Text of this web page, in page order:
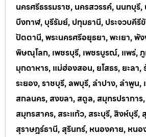
นครศรีธรรมราช, นครสวรรค์, นนทบุรี,
บึงกาฬ, บุรีรัมย์, ปทุมธานี, ประจวบคีรี
ปัตตานี, พระนครศรีอยุธยา, พะเยา, พั
พิษณุโลก, เพชรบุรี, เพชรบูรณ์, แพร่,
มุกดาหาร, แม่ฮ่องสอน, ยโสธร, ยะลา,
ระยอง, ราชบุรี, ลพบุรี, ลำปาง, ลำพูน,
สกลนคร, สงขลา, สตูล, สมุทรปราการ
สมุทรสาคร, สระแก้ว, สระบุรี, สิงห์บุรี,
สุราษฎร์ธานี, สุรินทร์, หนองคาย, หน